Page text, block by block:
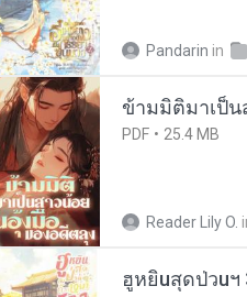
Pandarin in
ข้ามมิติมาเป็
PDF 25.4 MB
Reader Lily O.
ฮูหยิuสุดป่วuฯ